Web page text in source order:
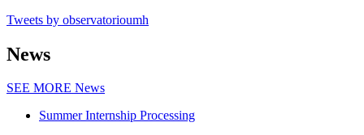
Tweets by observatorioumh
News
SEE MORE News
Summer Internship Processing